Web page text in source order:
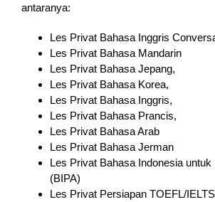
antaranya:
Les Privat Bahasa Inggris
Les Privat Bahasa Mandarin
Les Privat Bahasa Jepang,
Les Privat Bahasa Korea,
Les Privat Bahasa Inggris,
Les Privat Bahasa Prancis,
Les Privat Bahasa Arab
Les Privat Bahasa Jerman
Les Privat Bahasa Indonesia untuk
(BIPA)
Les Privat Persiapan TOEFL/IELTS